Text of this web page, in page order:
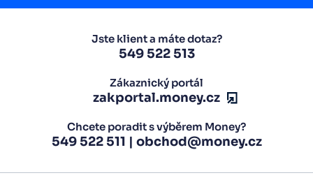
Jste klient a máte dotaz?
549 522 513
Zákaznický portál
zakportal.money.cz
Chcete poradit s výběrem Money?
549 522 511 | obchod@money.cz